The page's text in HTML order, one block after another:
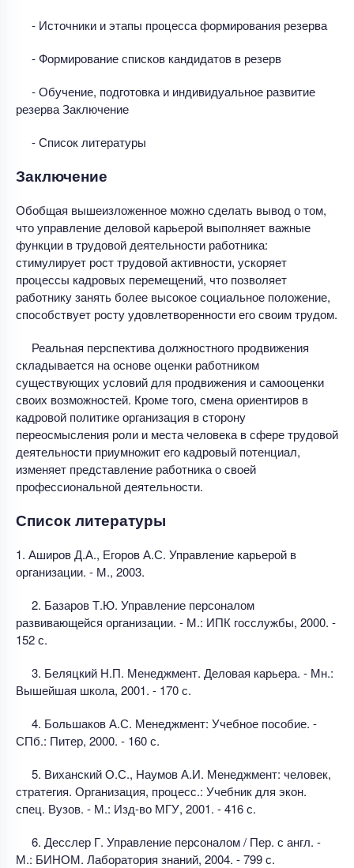
- Источники и этапы процесса формирования резерва
- Формирование списков кандидатов в резерв
- Обучение, подготовка и индивидуальное развитие
резерва Заключение
- Список литературы
Заключение
Обобщая вышеизложенное можно сделать вывод о том,
что управление деловой карьерой выполняет важные
функции в трудовой деятельности работника:
стимулирует рост трудовой активности, ускоряет
процессы кадровых перемещений, что позволяет
работнику занять более высокое социальное положение,
способствует росту удовлетворенности его своим трудом.
Реальная перспектива должностного продвижения
складывается на основе оценки работником
существующих условий для продвижения и самооценки
своих возможностей. Кроме того, смена ориентиров в
кадровой политике организация в сторону
переосмысления роли и места человека в сфере трудовой
деятельности приумножит его кадровый потенциал,
изменяет представление работника о своей
профессиональной деятельности.
Список литературы
1. Аширов Д.А., Егоров А.С. Управление карьерой в
организации. - М., 2003.
2. Базаров Т.Ю. Управление персоналом
развивающейся организации. - М.: ИПК госслужбы, 2000. -
152 с.
3. Беляцкий Н.П. Менеджмент. Деловая карьера. - Мн.:
Вышейшая школа, 2001. - 170 с.
4. Большаков А.С. Менеджмент: Учебное пособие. -
СПб.: Питер, 2000. - 160 с.
5. Виханский О.С., Наумов А.И. Менеджмент: человек,
стратегия. Организация, процесс.: Учебник для экон.
спец. Вузов. - М.: Изд-во МГУ, 2001. - 416 с.
6. Десслер Г. Управление персоналом / Пер. с англ. -
М.: БИНОМ. Лаборатория знаний, 2004. - 799 с.